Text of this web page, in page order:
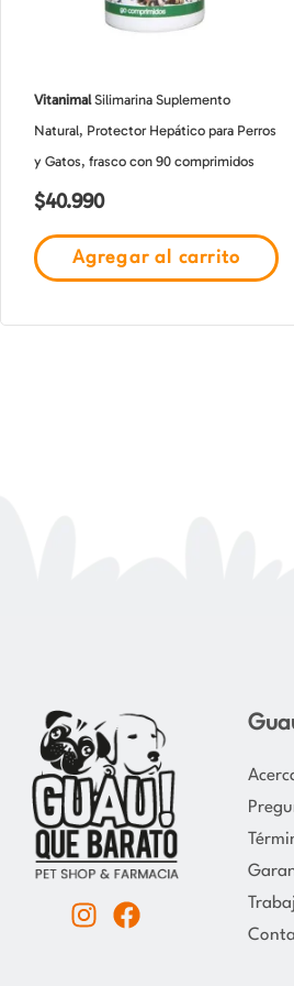
VitanimalSilimarina Suplemento
Natural, Protector Hepático para Perros
y Gatos, frasco con 90 comprimidos
$40.990
Agregar al carrito
I
F